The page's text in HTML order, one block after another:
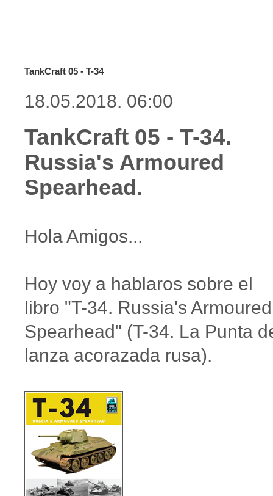
TankCraft 05 - T-34
18.05.2018. 06:00
TankCraft 05 - T-34.
Russia's Armoured
Spearhead.
Hola Amigos...
Hoy voy a hablaros sobre el
libro "T-34. Russia's Armoured
Spearhead" (T-34. La Punta
lanza acorazada rusa).